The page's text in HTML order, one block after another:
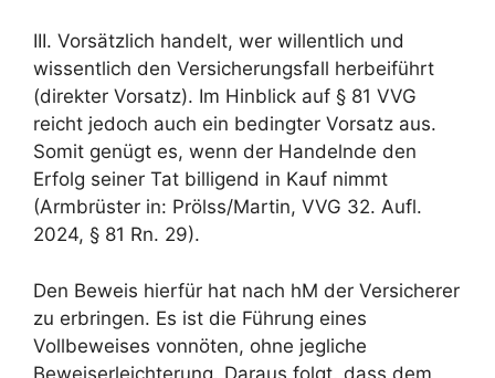
III. Vorsätzlich handelt, wer willentlich und
wissentlich den Versicherungsfall herbeiführt
(direkter Vorsatz). Im Hinblick auf § 81 VVG
reicht jedoch auch ein bedingter Vorsatz aus.
Somit genügt es, wenn der Handelnde den
Erfolg seiner Tat billigend in Kauf nimmt
(Armbrüster in: Prölss/Martin, VVG 32. Aufl.
2024, § 81 Rn. 29).
Den Beweis hierfür hat nach hM der Versicherer
zu erbringen. Es ist die Führung eines
Vollbeweises vonnöten, ohne jegliche
Beweiserleichterung. Daraus folgt, dass dem